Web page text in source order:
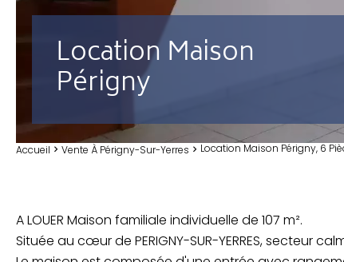
Location Maison
Périgny
Accueil Vente À Périgny-Sur-Yerres Location Maison Périgny, 6
A LOUER Maison familiale individuelle de 107 m².
Située au cœur de PERIGNY-SUR-YERRES, secteur